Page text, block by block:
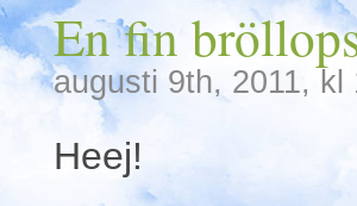
En fin
augusti 9th, 2011, kl
Heej!